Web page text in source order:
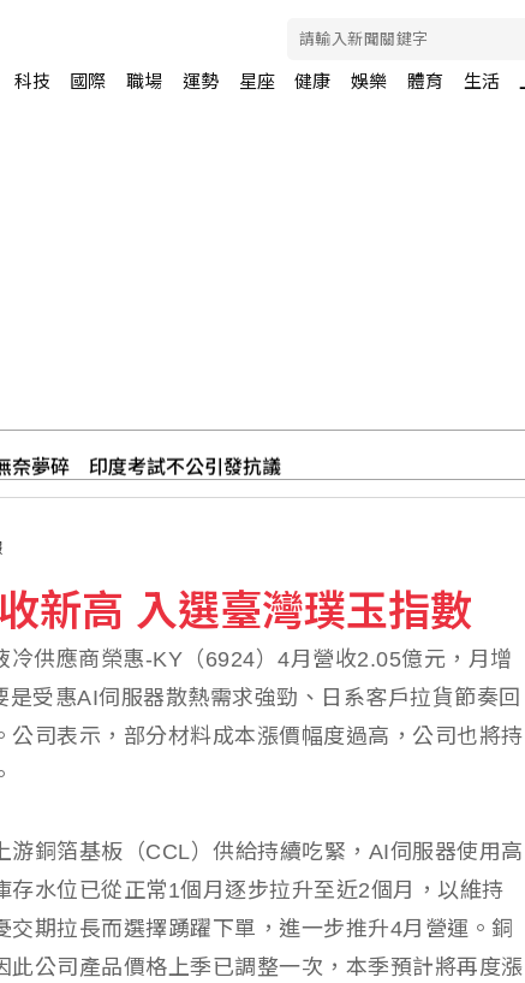
科技 國際 職場 運勢 星座 健康 娛樂 體育 生活
奈夢碎 印度考試不公引發抗議
登場 富田電機秀機器人關節模組
召令生效 後備軍人依指定時間報到
新高 入選臺灣璞玉指數
冷供應商榮惠-KY（6924）4月營收2.05億元，月增
受惠AI伺服器散熱需求強勁、日系客戶拉貨節奏回
公司表示，部分材料成本漲價幅度過高，公司也將持
游銅箔基板（CCL）供給持續吃緊，AI伺服器使用高
存水位已從正常1個月逐步拉升至近2個月，以維持
交期拉長而選擇踴躍下單，進一步推升4月營運。銅
此公司產品價格上季已調整一次，本季預計將再度漲